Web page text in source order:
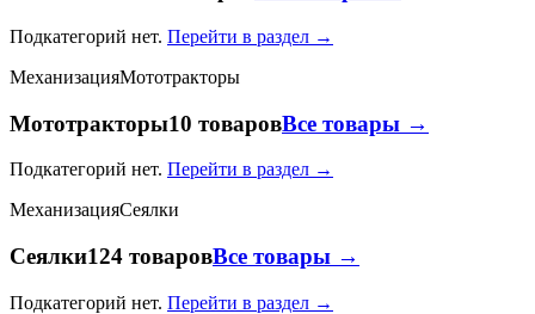
Подкатегорий нет. Перейти в раздел →
МеханизацияМототракторы
Мототракторы10 товаровВсе товары →
Подкатегорий нет. Перейти в раздел →
МеханизацияСеялки
Сеялки124 товаровВсе товары →
Подкатегорий нет. Перейти в раздел →